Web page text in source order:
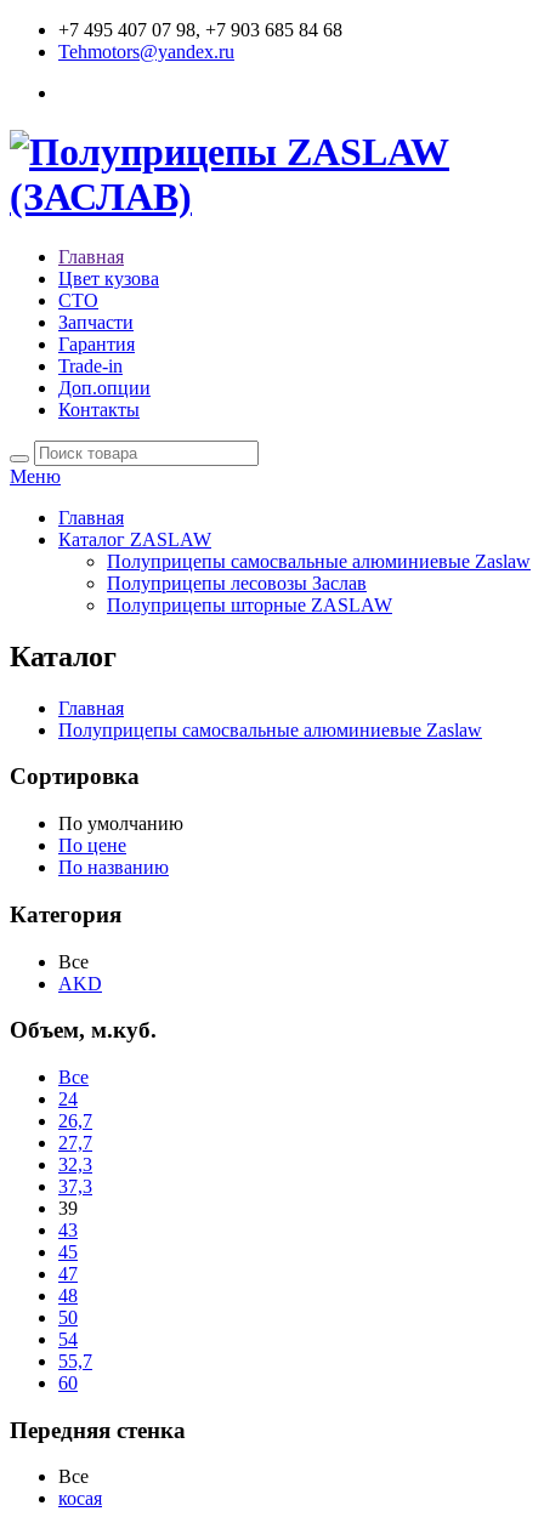
+7 495 407 07 98, +7 903 685 84 68
Tehmotors@yandex.ru
Главная
Цвет кузова
СТО
Запчасти
Гарантия
Trade-in
Доп.опции
Контакты
Меню
Главная
Каталог ZASLAW
Полуприцепы самосвальные алюминиевые Zaslaw
Полуприцепы лесовозы Заслав
Полуприцепы шторные ZASLAW
Каталог
Главная
Полуприцепы самосвальные алюминиевые Zaslaw
Сортировка
По умолчанию
По цене
По названию
Категория
Все
AKD
Объем, м.куб.
Все
24
26,7
27,7
32,3
37,3
39
43
45
47
48
50
54
55,7
60
Передняя стенка
Все
косая